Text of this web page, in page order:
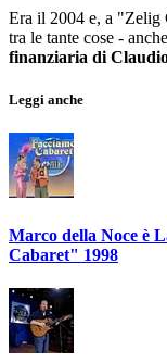
Era il 2004 e, a "Zelig
tra le tante cose -
finanziaria di
Leggi anche
Marco della Noce è
Cabaret" 1998